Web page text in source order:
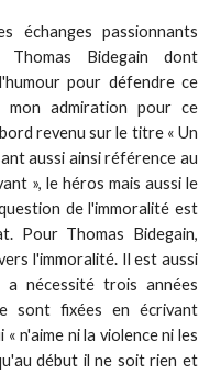
échanges passionnants
Bidegain dont
pour défendre ce
admiration pour ce
revenu sur le titre « Un
aussi ainsi référence au
», le héros mais aussi le
de l'immoralité est
Pour Thomas Bidegain,
l'immoralité. Il est aussi
nécessité trois années
sont fixées en écrivant
n'aime ni la violence ni les
début il ne soit rien et